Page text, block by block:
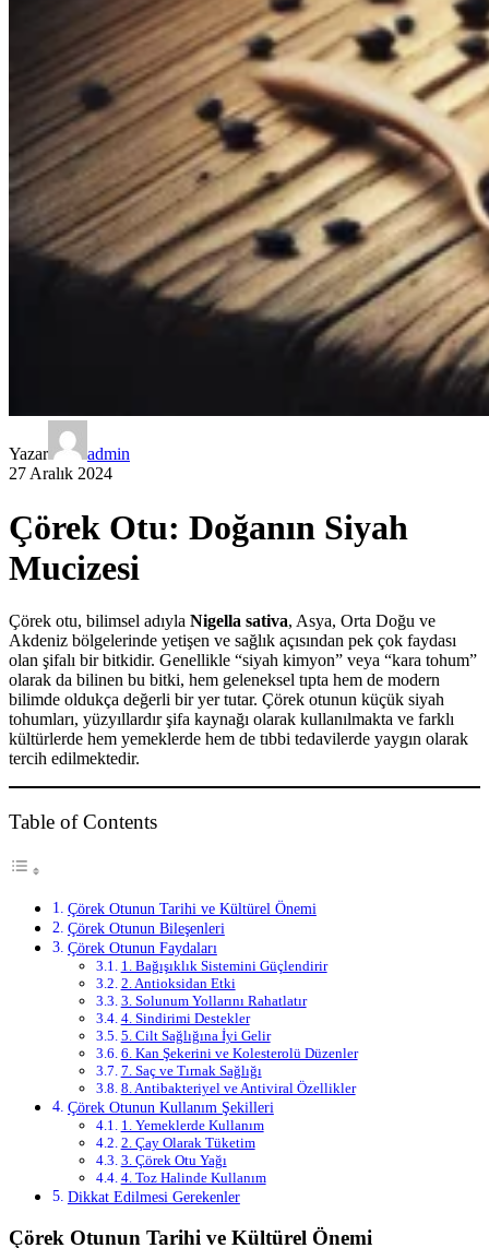
Yazar
admin
27 Aralık 2024
Çörek Otu: Doğanın Siyah
Mucizesi
Çörek otu, bilimsel adıyla Nigella sativa, Asya, Orta Doğu ve
Akdeniz bölgelerinde yetişen ve sağlık açısından pek çok faydası
olan şifalı bir bitkidir. Genellikle “siyah kimyon” veya “kara tohum”
olarak da bilinen bu bitki, hem geleneksel tıpta hem de modern
bilimde oldukça değerli bir yer tutar. Çörek otunun küçük siyah
tohumları, yüzyıllardır şifa kaynağı olarak kullanılmakta ve farklı
kültürlerde hem yemeklerde hem de tıbbi tedavilerde yaygın olarak
tercih edilmektedir.
Table of Contents
Çörek Otunun Tarihi ve Kültürel Önemi
Çörek Otunun Bileşenleri
Çörek Otunun Faydaları
1. Bağışıklık Sistemini Güçlendirir
2. Antioksidan Etki
3. Solunum Yollarını Rahatlatır
4. Sindirimi Destekler
5. Cilt Sağlığına İyi Gelir
6. Kan Şekerini ve Kolesterolü Düzenler
7. Saç ve Tırnak Sağlığı
8. Antibakteriyel ve Antiviral Özellikler
Çörek Otunun Kullanım Şekilleri
1. Yemeklerde Kullanım
2. Çay Olarak Tüketim
3. Çörek Otu Yağı
4. Toz Halinde Kullanım
Dikkat Edilmesi Gerekenler
Çörek Otunun Tarihi ve Kültürel Önemi